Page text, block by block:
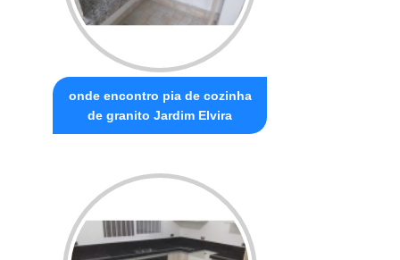
onde encontro pia de cozinha
de granito Jardim Elvira